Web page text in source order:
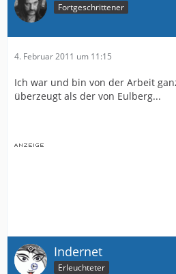
Fortgeschrittener
4. Februar 2011 um 11:15
Ich war und bin von der Arbeit
überzeugt als der von Eulberg...
Indernet
Erleuchteter